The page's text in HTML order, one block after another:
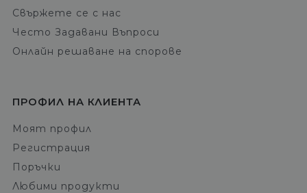
Свържете се с нас
Често Задавани Въпроси
Онлайн решаване на спорове
ПРОФИЛ НА КЛИЕНТА
Моят профил
Регистрация
Поръчки
Любими продукти